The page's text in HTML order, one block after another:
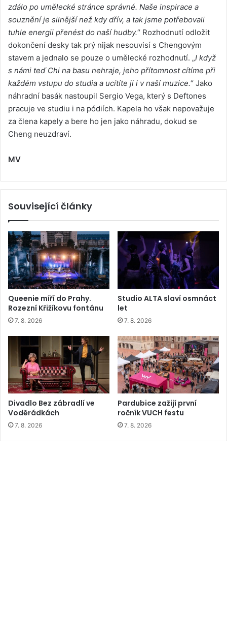
zdálo po umělecké stránce správné. Naše inspirace a
souznění je silnější než kdy dřív, a tak jsme potřebovali
tuhle energii přenést do naší hudby.“ Rozhodnutí odložit
dokončení desky tak prý nijak nesouvisí s Chengovým
stavem a jednalo se pouze o umělecké rozhodnutí. „I když
s námi teď Chi na basu nehraje, jeho přítomnost cítíme při
každém vstupu do studia a ucítíte ji i v naší muzice.“ Jako
náhradní basák nastoupil Sergio Vega, který s Deftones
pracuje ve studiu i na pódiích. Kapela ho však nepovažuje
za člena kapely a bere ho jen jako náhradu, dokud se
Cheng neuzdraví.
MV
Související články
Queenie míří do Prahy.
Rozezní Křižíkovu fontánu
7. 8. 2026
Studio ALTA slaví osmnáct
let
7. 8. 2026
Divadlo Bez zábradlí ve
Voděrádkách
7. 8. 2026
Pardubice zažijí první
ročník VUCH festu
7. 8. 2026